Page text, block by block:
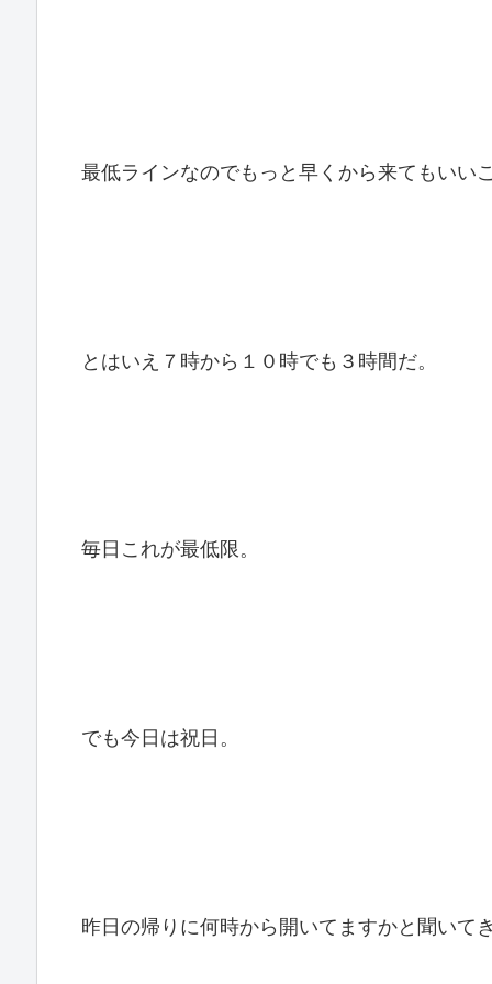
最低ラインなのでもっと早くから来てもいい
とはいえ７時から１０時でも３時間だ。
毎日これが最低限。
でも今日は祝日。
昨日の帰りに何時から開いてますかと聞いて